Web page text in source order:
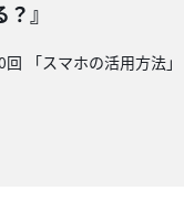
』
「スマホの活用方法